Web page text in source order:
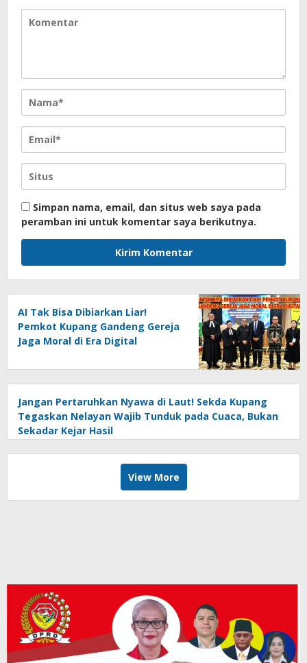
Simpan nama, email, dan situs web saya pada
peramban ini untuk komentar saya berikutnya.
AI Tak Bisa Dibiarkan Liar!
Pemkot Kupang Gandeng Gereja
Jaga Moral di Era Digital
Jangan Pertaruhkan Nyawa di Laut! Sekda Kupang
Tegaskan Nelayan Wajib Tunduk pada Cuaca, Bukan
Sekadar Kejar Hasil
View More